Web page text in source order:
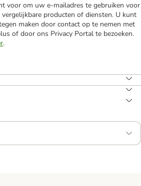
voor om uw e-mailadres te gebruiken voor
producten of diensten. U kunt
maken door contact op te nemen met
of door ons Privacy Portal te bezoeken.
.